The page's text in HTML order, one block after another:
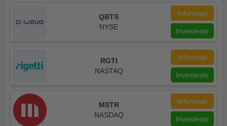
QBTS
NYSE
Informații
Investește
RGTI
NASTAQ
Informații
Investește
MSTR
NASDAQ
Informații
Investește